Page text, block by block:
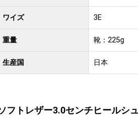
ワイズ 3E
重量 靴：225g
生産国 日本
フトレザー3.0センチヒールシ